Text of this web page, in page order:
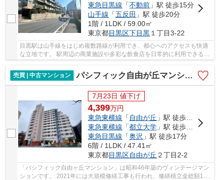
東急目黒線 「不動前 」駅 徒歩15分
山手線 「五反田 」駅 徒歩20分
1階 / 1LDK / 59.00㎡
東京都目黒区下目黒 １丁目3-22
目黒駅は山手線をはじめ複数路線が利用でき、都心へのアクセスも快適
な立地です。 駅周辺の商業施設や多彩な飲食店を日常的に利用できる利
売買 | 中古マンション
パシフィック自由が丘マンション
7月23日 値下げ
4,399万円
東急東横線 「 自由が丘 」駅 徒歩12分
東急東横線 「都立大学 」駅 徒歩13分
東急目黒線 「奥沢 」駅 徒歩17分
6階 / 1LDK / 47.41㎡
東京都目黒区自由が丘 ２丁目2-2
「パシフィック自由ヶ丘マンション」は昭和46年築のヴィンテージマン
ションです。 2021年には大規模修繕工事も行われ、修繕積立金総額1.4